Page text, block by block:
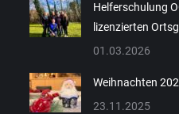
Gisela Breuer
Helferschulung
lizenzierten
01.03.2026
Weihnachten
23.11.2025